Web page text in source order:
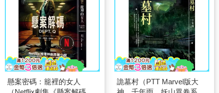
懸案密碼：籠裡的女人
詭墓村（PTT Marvel版大